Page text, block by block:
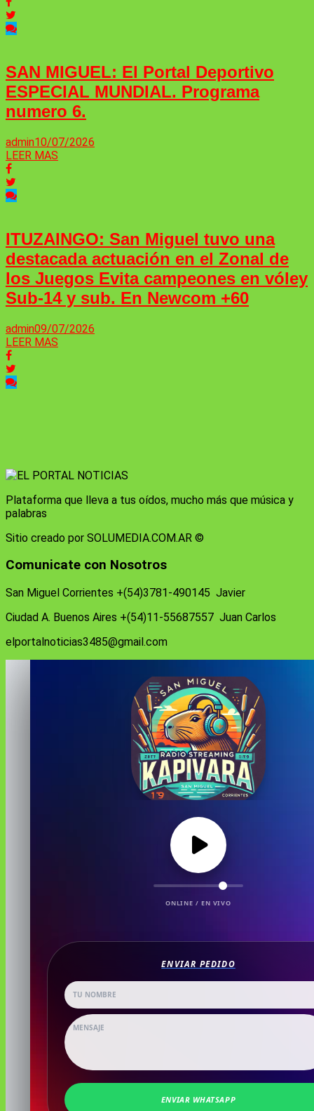
SAN MIGUEL: El Portal Deportivo
ESPECIAL MUNDIAL. Programa
numero 6.
admin10/07/2026
LEER MAS
ITUZAINGO: San Miguel tuvo una
destacada actuación en el Zonal de
los Juegos Evita campeones en vóley
Sub-14 y sub. En Newcom +60
admin09/07/2026
LEER MAS
Plataforma que lleva a tus oídos, mucho más que música y
palabras
Sitio creado por SOLUMEDIA.COM.AR ©
Comunicate con Nosotros
San Miguel Corrientes +(54)3781-490145 Javier
Ciudad A. Buenos Aires +(54)11-55687557 Juan Carlos
elportalnoticias3485@gmail.com